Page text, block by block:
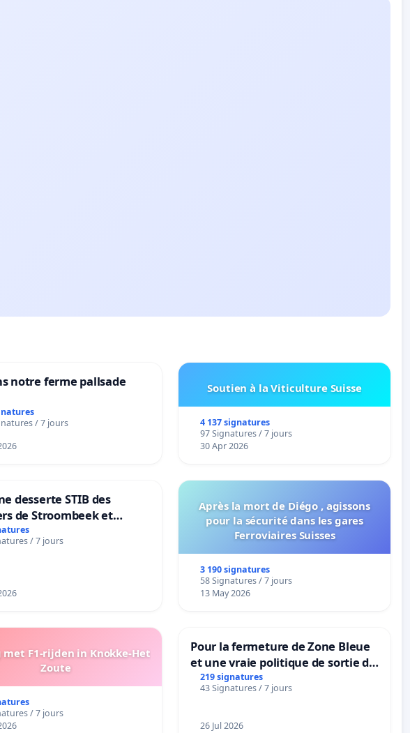
notre ferme pallsade
/ 7 jours
Soutien à la Viticulture Suisse
4 137 signatures
97 Signatures / 7 jours
30 Apr 2026
desserte STIB des
de Stroombeek et
- Voor een MIVB-
van de wijken
/ 7 jours
Après la mort de Diégo , agissons
pour la sécurité dans les gares
Ferroviaires Suisses
3 190 signatures
58 Signatures / 7 jours
13 May 2026
met F1-rijden in Knokke-Het
Zoute
/ 7 jours
Pour la fermeture de Zone Bleue
et une vraie politique de sortie de
la dépendance
219 signatures
43 Signatures / 7 jours
26 Jul 2026